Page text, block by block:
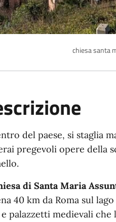
chiesa santa
del paese, si staglia
pregevoli opere della
di Santa Maria
40 km da Roma sul
e palazzetti medievali